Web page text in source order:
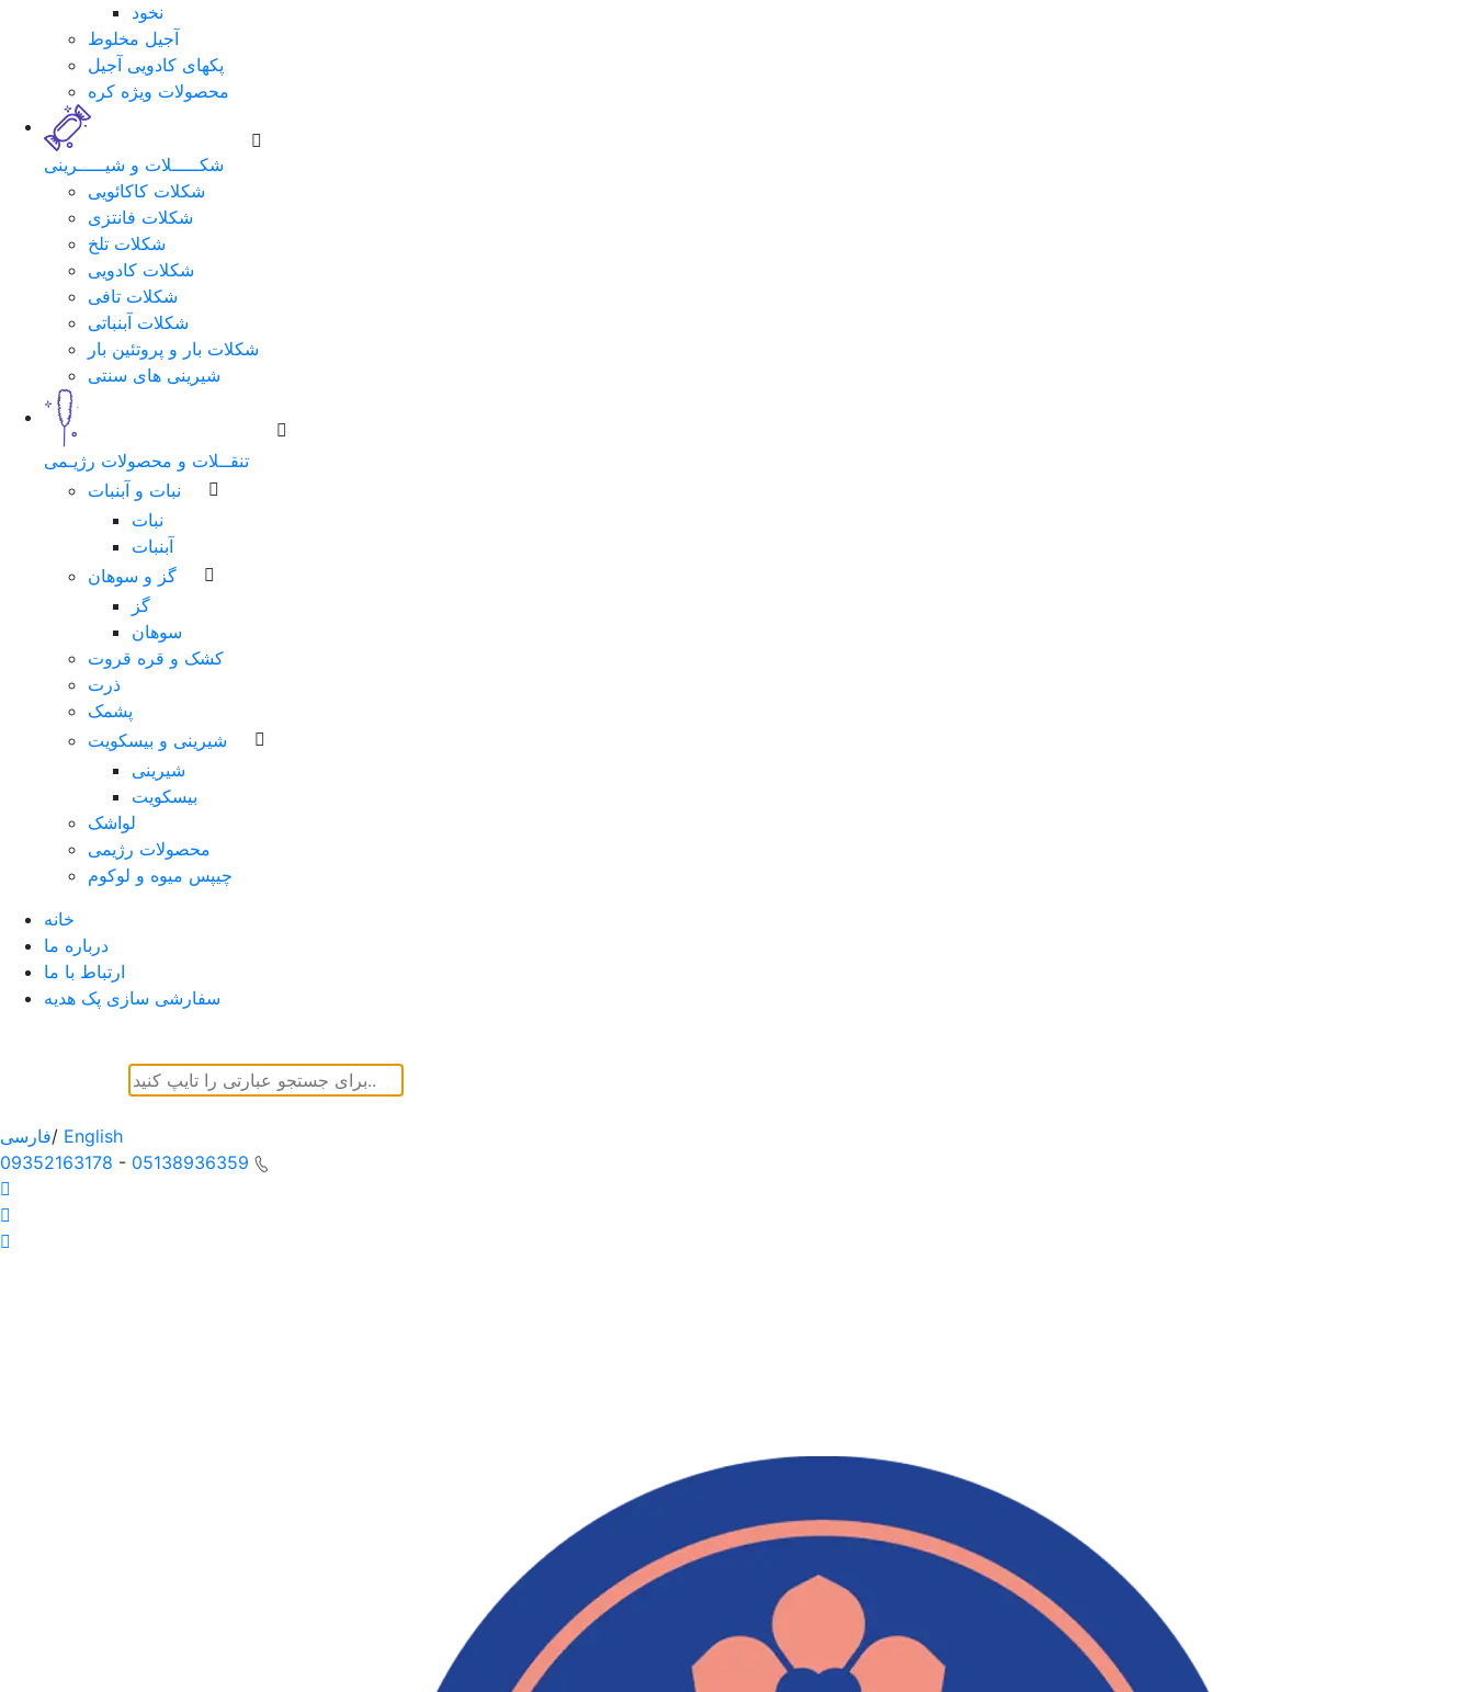
نخود
آجیل مخلوط
پکهای کادویی آجیل
محصولات ویژه کره
شکـــــلات و شیـــــرینی
شکلات کاکائویی
شکلات فانتزی
شکلات تلخ
شکلات کادویی
شکلات تافی
شکلات آبنباتی
شکلات بار و پروتئین بار
شیرینی های سنتی
تنقــلات و محصولات رژیـمی
نبات و آبنبات
نبات
آبنبات
گز و سوهان
گز
سوهان
کشک و قره قروت
ذرت
پشمک
شیرینی و بیسکویت
شیرینی
بیسکویت
لواشک
محصولات رژیمی
چیپس میوه و لوکوم
خانه
درباره ما
ارتباط با ما
سفارشی سازی پک هدیه
فارسی/ English
09352163178 - 05138936359
لطفا
برای
ورود
فرم
تکمیل
نمایید.
شماره
همراه